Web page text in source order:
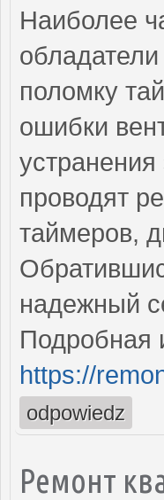
Наиболее
поломку
ошибки
проводят
таймеров,
надежный
Подробная
https://
odpowiedz
Ремонт